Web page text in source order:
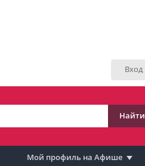
Вход
Найти
Мои тусовки
Мои места
Мой профиль на Афише